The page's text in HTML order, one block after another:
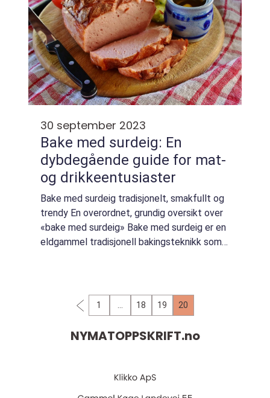
30 september 2023
Bake med surdeig: En
dybdegående guide for mat-
og drikkeentusiaster
Bake med surdeig tradisjonelt, smakfullt og
trendy En overordnet, grundig oversikt over
«bake med surdeig» Bake med surdeig er en
eldgammel tradisjonell bakingsteknikk som
1 18 19 20
NYMATOPPSKRIFT.no